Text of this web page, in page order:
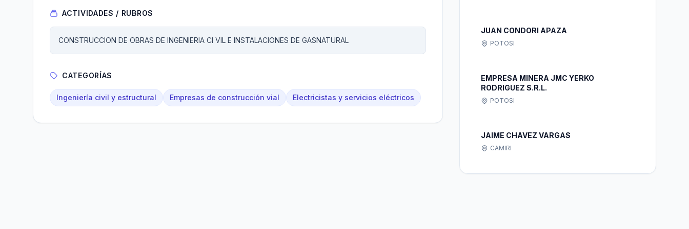
ACTIVIDADES / RUBROS
CONSTRUCCION DE OBRAS DE INGENIERIA CI VIL E INSTALACIONES DE GASNATURAL
CATEGORÍAS
Ingeniería civil y estructural Empresas de construcción vial Electricistas y servicios eléctricos
JUAN CONDORI APAZA
POTOSI
EMPRESA MINERA JMC YERKO
RODRIGUEZ S.R.L.
POTOSI
JAIME CHAVEZ VARGAS
CAMIRI